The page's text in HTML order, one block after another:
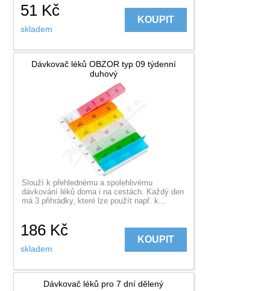
51 Kč
skladem
KOUPIT
Dávkovač léků OBZOR typ 09 týdenní
duhový
Slouží k přehlednému a spolehlivému
dávkování léků doma i na cestách. Každý den
má 3 přihrádky, které lze použít např. k...
186 Kč
skladem
KOUPIT
Dávkovač léků pro 7 dní dělený